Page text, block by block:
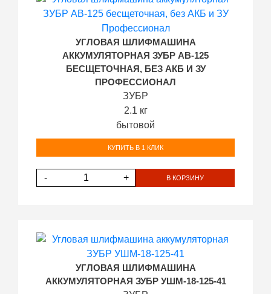
УГЛОВАЯ ШЛИФМАШИНА
АККУМУЛЯТОРНАЯ ЗУБР AB-125
БЕСЩЕТОЧНАЯ, БЕЗ АКБ И ЗУ
ПРОФЕССИОНАЛ
ЗУБР
2.1 кг
бытовой
КУПИТЬ В 1 КЛИК
- + В КОРЗИНУ
УГЛОВАЯ ШЛИФМАШИНА
АККУМУЛЯТОРНАЯ ЗУБР УШМ-18-125-41